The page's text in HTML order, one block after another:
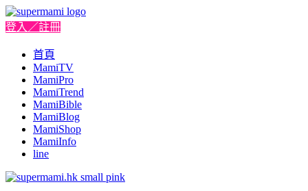
登入／註冊
首頁
MamiTV
MamiPro
MamiTrend
MamiBible
MamiBlog
MamiShop
MamiInfo
line